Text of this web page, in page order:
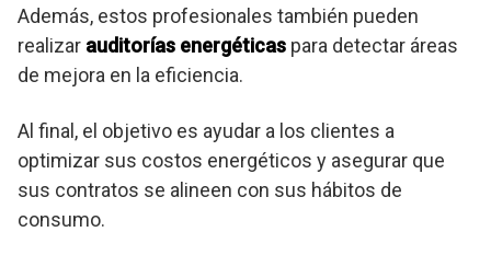
Además, estos profesionales también pueden
realizar auditorías energéticas para detectar áreas
de mejora en la eficiencia.
Al final, el objetivo es ayudar a los clientes a
optimizar sus costos energéticos y asegurar que
sus contratos se alineen con sus hábitos de
consumo.